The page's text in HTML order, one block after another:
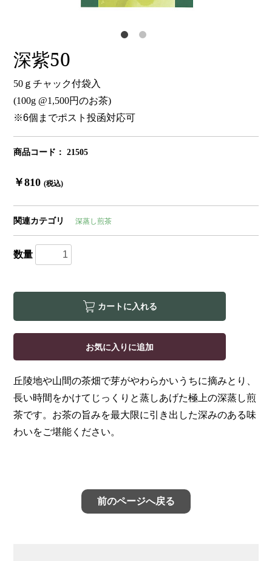
深紫50
50ｇチャック付袋入
(100g @1,500円のお茶)
※6個までポスト投函対応可
商品コード：21505
￥810 (税込)
関連カテゴリ 深蒸し煎茶
数量
カートに入れる
お気に入りに追加
丘陵地や山間の茶畑で芽がやわらかいうちに摘みとり、
長い時間をかけてじっくりと蒸しあげた極上の深蒸し煎
茶です。お茶の旨みを最大限に引き出した深みのある味
わいをご堪能ください。
前のページへ戻る